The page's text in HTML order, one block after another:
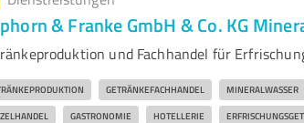
& Franke GmbH & Co. KG
und Fachhandel für
GETRÄNKEFACHHANDEL MINERALWASSER
GASTRONOMIE HOTELLERIE